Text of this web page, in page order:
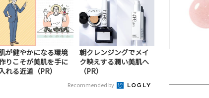
が健やかになる環境
りこそが美肌を手に
れる近道（PR）
朝クレンジングでメイ
ク映えする潤い美肌へ
（PR）
Recommended by